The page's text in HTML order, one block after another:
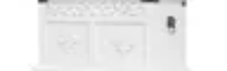
Astuces d'Achat Incontournables Produits à SurveillerAstuces et